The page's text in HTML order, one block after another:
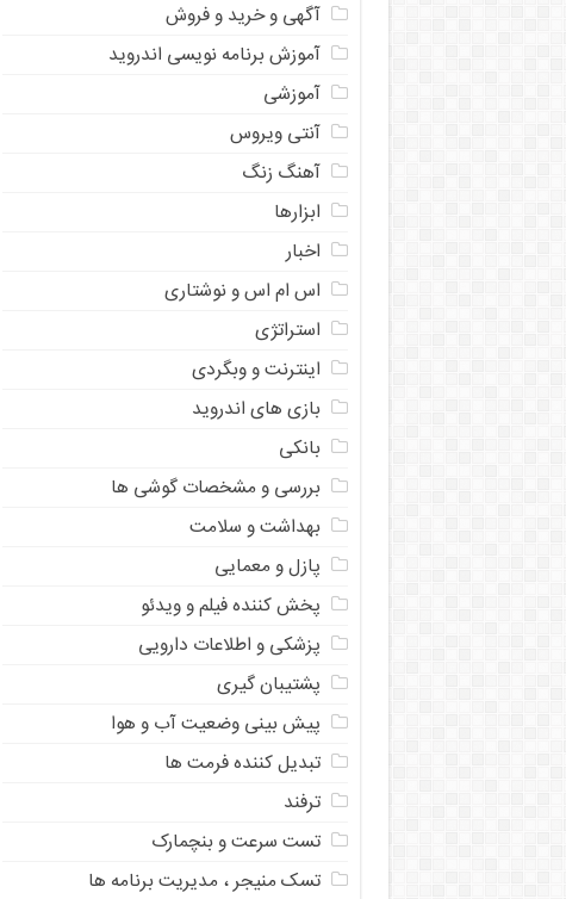
آگهی و خرید و فروش
آموزش برنامه نویسی اندروید
آموزشی
آنتی ویروس
آهنگ زنگ
ابزارها
اخبار
اس ام اس و نوشتاری
استراتژی
اینترنت و وبگردی
بازی های اندروید
بانکی
بررسی و مشخصات گوشی ها
بهداشت و سلامت
پازل و معمایی
پخش کننده فیلم و ویدئو
پزشکی و اطلاعات دارویی
پشتیبان گیری
پیش بینی وضعیت آب و هوا
تبدیل کننده فرمت ها
ترفند
تست سرعت و بنچمارک
تسک منیجر ، مدیریت برنامه ها